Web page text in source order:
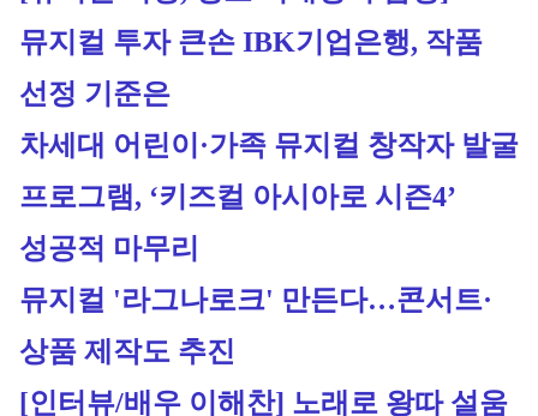
뮤지컬 투자 큰손 IBK기업은행, 작품
선정 기준은
차세대 어린이·가족 뮤지컬 창작자 발굴
프로그램, ‘키즈컬 아시아로 시즌4’
성공적 마무리
뮤지컬 '라그나로크' 만든다…콘서트·
상품 제작도 추진
[인터뷰/배우 이해찬] 노래로 왕따 설움